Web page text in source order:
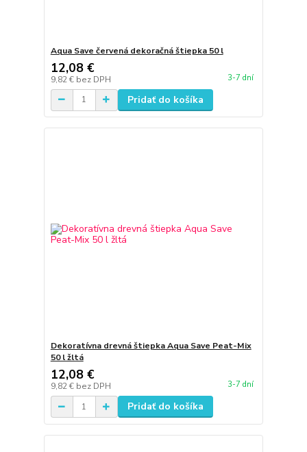
Aqua Save červená dekoračná štiepka 50 l
12,08 €
9,82 € bez DPH 3-7 dní
Pridať do košíka
Dekoratívna drevná štiepka Aqua Save Peat-Mix
50 l žltá
12,08 €
9,82 € bez DPH 3-7 dní
Pridať do košíka